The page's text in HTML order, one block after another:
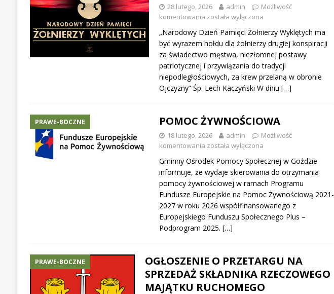
28 lutego, 2026 admin
Możliwość
komentowania została wyłączona
„Narodowy Dzień Pamięci Żołnierzy Wyklętych ma
być wyrazem hołdu dla żołnierzy drugiej konspiracji
za świadectwo męstwa, niezłomnej postawy
patriotycznej i przywiązania do tradycji
niepodległościowych, za krew przelaną w obronie
Ojczyzny” Śp. Lech Kaczyński W dniu […]
PRAWE-BOCZNE POMOC ŻYWNOŚCIOWA
18 lutego, 2026 admin
Możliwość
komentowania została wyłączona
Gminny Ośrodek Pomocy Społecznej w Goździe
informuje, że wydaje skierowania do otrzymania
pomocy żywnościowej w ramach Programu
Fundusze Europejskie na Pomoc Żywnościową 2021-
2027 w roku 2026 współfinansowanego z
Europejskiego Funduszu Społecznego Plus –
Podprogram 2025. […]
PRAWE-BOCZNE
OGŁOSZENIE O PRZETARGU NA
SPRZEDAŻ SKŁADNIKA RZECZOWEGO
MAJĄTKU RUCHOMEGO